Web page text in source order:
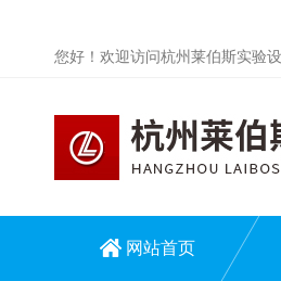
您好！欢迎访问杭州莱伯斯实验
网站首页